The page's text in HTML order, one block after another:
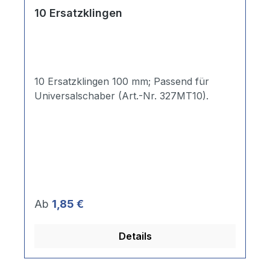
10 Ersatzklingen
10 Ersatzklingen 100 mm; Passend für
Regulärer Preis:
Ab 1,85 €
Details